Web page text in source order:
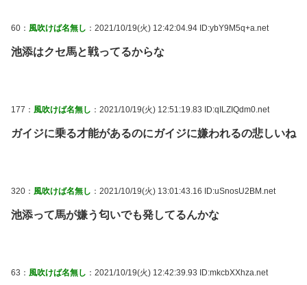
60： 風吹けば名無し ：2021/10/19(火) 12:42:04.94 ID:ybY9M5q+a.net
池添はクセ馬と戦ってるからな
177： 風吹けば名無し ：2021/10/19(火) 12:51:19.83 ID:qILZIQdm0.net
ガイジに乗る才能があるのにガイジに嫌われるの悲しいね
320： 風吹けば名無し ：2021/10/19(火) 13:01:43.16 ID:uSnosU2BM.net
池添って馬が嫌う匂いでも発してるんかな
63： 風吹けば名無し ：2021/10/19(火) 12:42:39.93 ID:mkcbXXhza.net